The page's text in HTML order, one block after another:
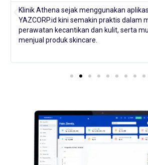
Klinik Athena sejak menggunakan
YAZCORP.id kini semakin praktis dalam
perawatan kecantikan dan kulit, serta
menjual produk skincare.